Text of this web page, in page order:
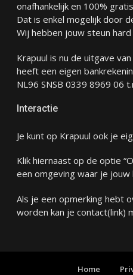
onafhankelijk en 100%
Dat is enkel mogelijk door
Wij hebben jouw steun hard
Krapuul is nu de uitgave
heeft een eigen
NL96 SNSB 0339 8969 06
Interactie
Je kunt op Krapuul ook je
Klik hiernaast op de optie
een omgeving waar je jouw
Als je een opmerking hebt
worden kan je contact(link)
Home